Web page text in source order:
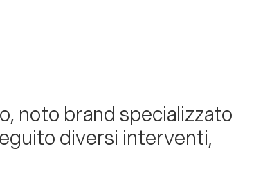
noto brand specializzato
diversi interventi,